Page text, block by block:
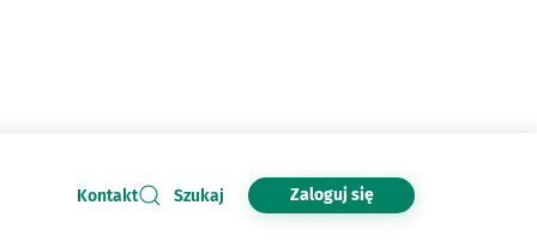
Kontakt Szukaj Zaloguj się